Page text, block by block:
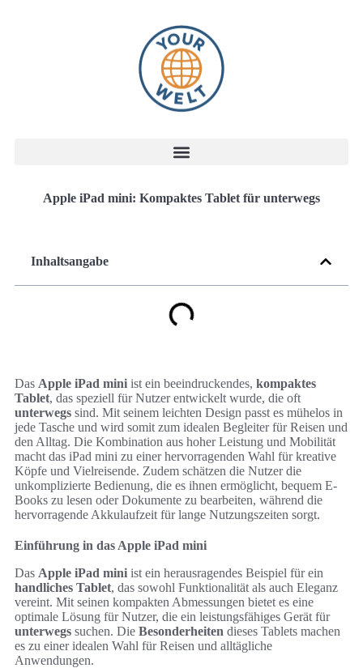
Apple iPad mini: Kompaktes Tablet für unterwegs
Inhaltsangabe
Das Apple iPad mini ist ein beeindruckendes, kompaktes
Tablet, das speziell für Nutzer entwickelt wurde, die oft
unterwegs sind. Mit seinem leichten Design passt es mühelos in
jede Tasche und wird somit zum idealen Begleiter für Reisen und
den Alltag. Die Kombination aus hoher Leistung und Mobilität
macht das iPad mini zu einer hervorragenden Wahl für kreative
Köpfe und Vielreisende. Zudem schätzen die Nutzer die
unkomplizierte Bedienung, die es ihnen ermöglicht, bequem E-
Books zu lesen oder Dokumente zu bearbeiten, während die
hervorragende Akkulaufzeit für lange Nutzungszeiten sorgt.
Einführung in das Apple iPad mini
Das Apple iPad mini ist ein herausragendes Beispiel für ein
handliches Tablet, das sowohl Funktionalität als auch Eleganz
vereint. Mit seinen kompakten Abmessungen bietet es eine
optimale Lösung für Nutzer, die ein leistungsfähiges Gerät für
unterwegs suchen. Die Besonderheiten dieses Tablets machen
es zu einer idealen Wahl für Reisen und alltägliche
Anwendungen.